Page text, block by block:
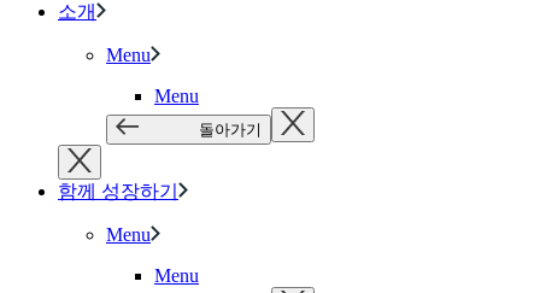
소개
Menu
Menu
돌아가기
함께 성장하기
Menu
Menu